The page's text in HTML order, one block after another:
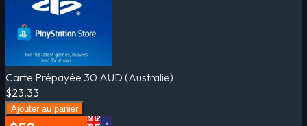
Carte Prépayée 30 AUD (Australie)
$23.33
Ajouter au panier